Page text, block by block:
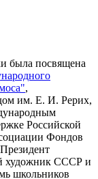
была посвящена
,
им. Е. И. Рерих,
Российской
Фондов
художник СССР и
школьников